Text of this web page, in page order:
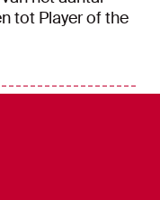
tot Player of the